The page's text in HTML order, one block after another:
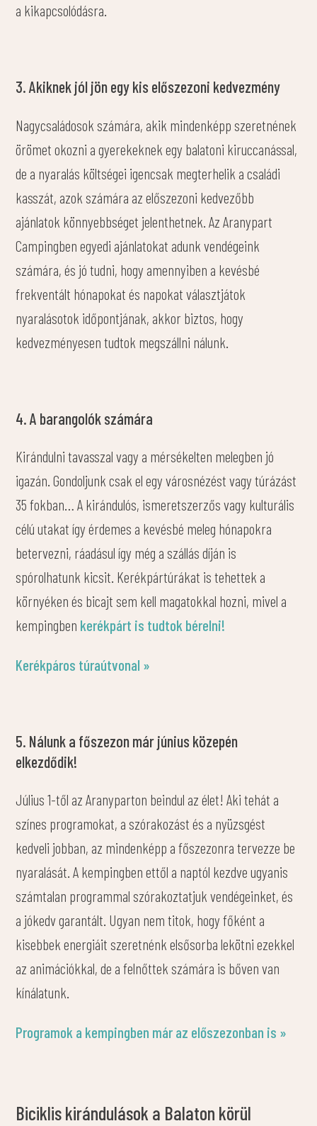
a kikapcsolódásra.
3. Akiknek jól jön egy kis előszezoni kedvezmény
Nagycsaládosok számára, akik mindenképp szeretnének
örömet okozni a gyerekeknek egy balatoni kiruccanással,
de a nyaralás költségei igencsak megterhelik a családi
kasszát, azok számára az előszezoni kedvezőbb
ajánlatok könnyebbséget jelenthetnek. Az Aranypart
Campingben egyedi ajánlatokat adunk vendégeink
számára, és jó tudni, hogy amennyiben a kevésbé
frekventált hónapokat és napokat választjátok
nyaralásotok időpontjának, akkor biztos, hogy
kedvezményesen tudtok megszállni nálunk.
4. A barangolók számára
Kirándulni tavasszal vagy a mérsékelten melegben jó
igazán. Gondoljunk csak el egy városnézést vagy túrázást
35 fokban… A kirándulós, ismeretszerzős vagy kulturális
célú utakat így érdemes a kevésbé meleg hónapokra
betervezni, ráadásul így még a szállás díján is
spórolhatunk kicsit. Kerékpártúrákat is tehettek a
környéken és bicajt sem kell magatokkal hozni, mivel a
kempingben kerékpárt is tudtok bérelni!
Kerékpáros túraútvonal »
5. Nálunk a főszezon már június közepén
elkezdődik!
Július 1-től az Aranyparton beindul az élet! Aki tehát a
színes programokat, a szórakozást és a nyüzsgést
kedveli jobban, az mindenképp a főszezonra tervezze be
nyaralását. A kempingben ettől a naptól kezdve ugyanis
számtalan programmal szórakoztatjuk vendégeinket, és
a jókedv garantált. Ugyan nem titok, hogy főként a
kisebbek energiáit szeretnénk elsősorba lekötni ezekkel
az animációkkal, de a felnőttek számára is bőven van
kínálatunk.
Programok a kempingben már az előszezonban is »
Biciklis kirándulások a Balaton körül